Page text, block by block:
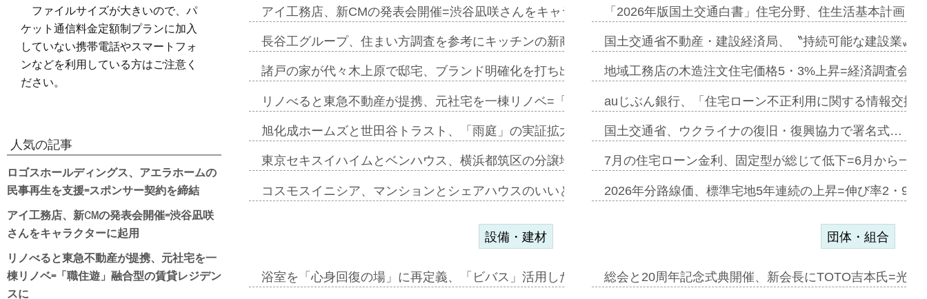
アイ工務店、新CMの発表会開催=渋谷凪咲さんをキャラクターに起用…
長谷工グループ、住まい方調査を参考にキッチンの新商品=「ファミーレキ…
諸戸の家が代々木上原で邸宅、ブランド明確化を打ち出す=年内にも城南エ…
リノべると東急不動産が提携、元社宅を一棟リノベ=「職住遊」融合型の賃…
旭化成ホームズと世田谷トラスト、「雨庭」の実証拡大へ=ガーデンカフェ…
東京セキスイハイムとベンハウス、横浜都筑区の分譲地開発で初協業=お互…
コスモスイニシア、マンションとシェアハウスのいいとこどりのコリビング…
「2026年版国土交通白書」住宅分野、住生活基本計画
国土交通省不動産・建設経済局、〝持続可能な建設業〟
地域工務店の木造注文住宅価格5・3%上昇=経済調査会
auじぶん銀行、「住宅ローン不正利用に関する情報交換
国土交通省、ウクライナの復旧・復興協力で署名式…
7月の住宅ローン金利、固定型が総じて低下=6月から一
2026年分路線価、標準宅地5年連続の上昇=伸び率2・
設備・建材
浴室を「心身回復の場」に再定義、「ビバス」活用した新入浴法を提案=P…
団体・組合
総会と20周年記念式典開催、新会長にTOTO吉本氏=光
ファイルサイズが大きいので、パ
ケット通信料金定額制プランに加入
していない携帯電話やスマートフォ
ンなどを利用している方はご注意く
ださい。
人気の記事
ロゴスホールディングス、アエラホームの
民事再生を支援=スポンサー契約を締結
アイ工務店、新CMの発表会開催=渋谷凪咲
さんをキャラクターに起用
リノべると東急不動産が提携、元社宅を一
棟リノベ=「職住遊」融合型の賃貸レジデン
スに